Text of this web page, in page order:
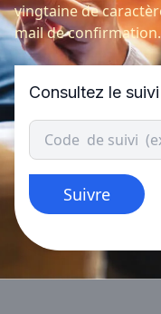
vingtaine de
mail de confirmation.
Consultez le
Suivre